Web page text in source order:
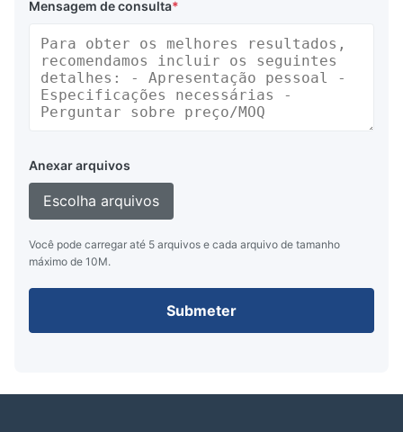
Mensagem de consulta*
Anexar arquivos
Escolha arquivos
Você pode carregar até 5 arquivos e cada arquivo de tamanho
máximo de 10M.
Submeter